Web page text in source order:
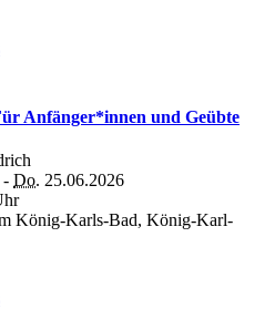
Anfänger*innen und Geübte
- Do. 25.06.2026
König-Karls-Bad, König-Karl-